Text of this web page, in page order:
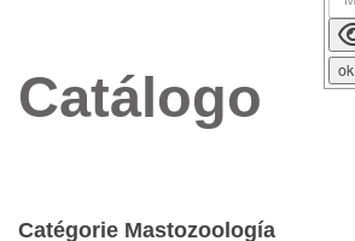
Catálogo
Catégorie Mastozoología